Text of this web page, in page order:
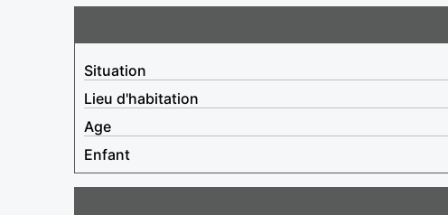
Situation
Lieu d'habitation
Age
Enfant